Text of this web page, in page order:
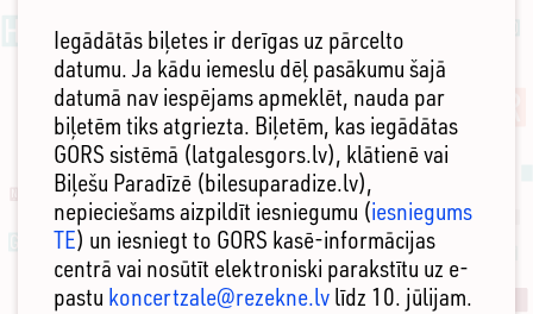
Iegādātās biļetes ir derīgas uz pārcelto
datumu. Ja kādu iemeslu dēļ pasākumu šajā
datumā nav iespējams apmeklēt, nauda par
biļetēm tiks atgriezta. Biļetēm, kas iegādātas
GORS sistēmā (latgalesgors.lv), klātienē vai
Biļešu Paradīzē (bilesuparadize.lv),
nepieciešams aizpildīt iesniegumu (iesniegums
TE) un iesniegt to GORS kasē-informācijas
centrā vai nosūtīt elektroniski parakstītu uz e-
pastu koncertzale@rezekne.lv līdz 10. jūlijam.